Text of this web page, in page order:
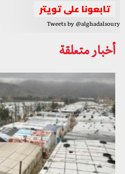
تابعونا على تويتر
Tweets by @alghadalsoury
أخبار متعلقة